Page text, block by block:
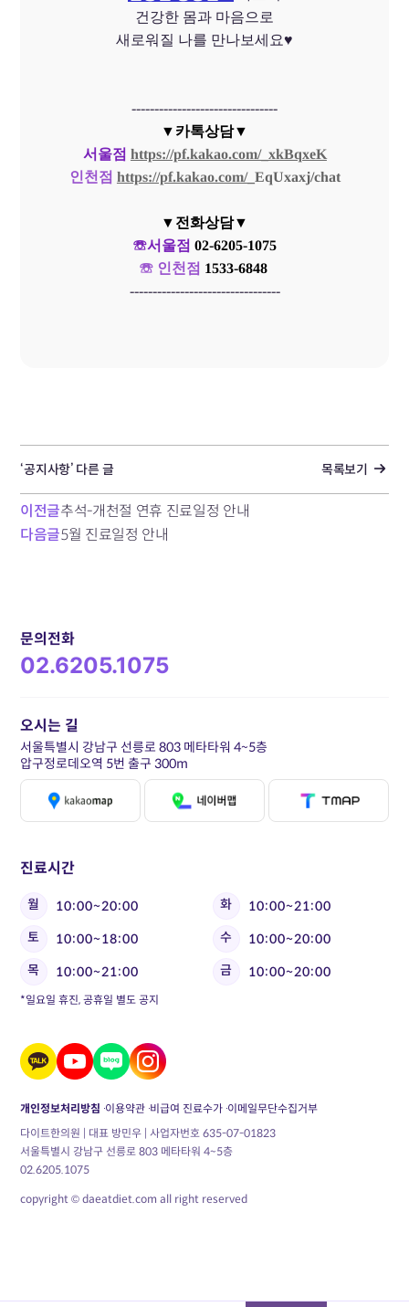
건강한 몸과 마음으로
새로워질 나를 만나보세요♥
--------------------------------
▼카톡상담▼
서울점 https://pf.kakao.com/_xkBqxeK
인천점 https://pf.kakao.com/_ EqUxaxj/chat
▼전화상담▼
☏서울점 02-6205-1075
☏ 인천점 1533-6848
---------------------------------
‘공지사항’ 다른 글 목록보기
이전글추석-개천절 연휴 진료일정 안내
다음글5월 진료일정 안내
문의전화
02.6205.1075
진료시간
월 10:00~20:00 화
10:00~21:00
토
10:00~18:00 수
10:00~20:00
목
10:00~21:00 금 10:00~20:00
*일요일 휴진, 공휴일 별도 공지
오시는 길
서울특별시 강남구 선릉로 803 메타타워 4~5층
압구정로데오역 5번 출구 300m
개인정보처리방침 이용약관 비급여 진료수가 이메일무단수집거부
다이트한의원 | 대표 방민우 | 사업자번호 635-07-01823
서울특별시 강남구 선릉로 803 메타타워 4~5층
02.6205.1075
copyright © daeatdiet.com all right reserved